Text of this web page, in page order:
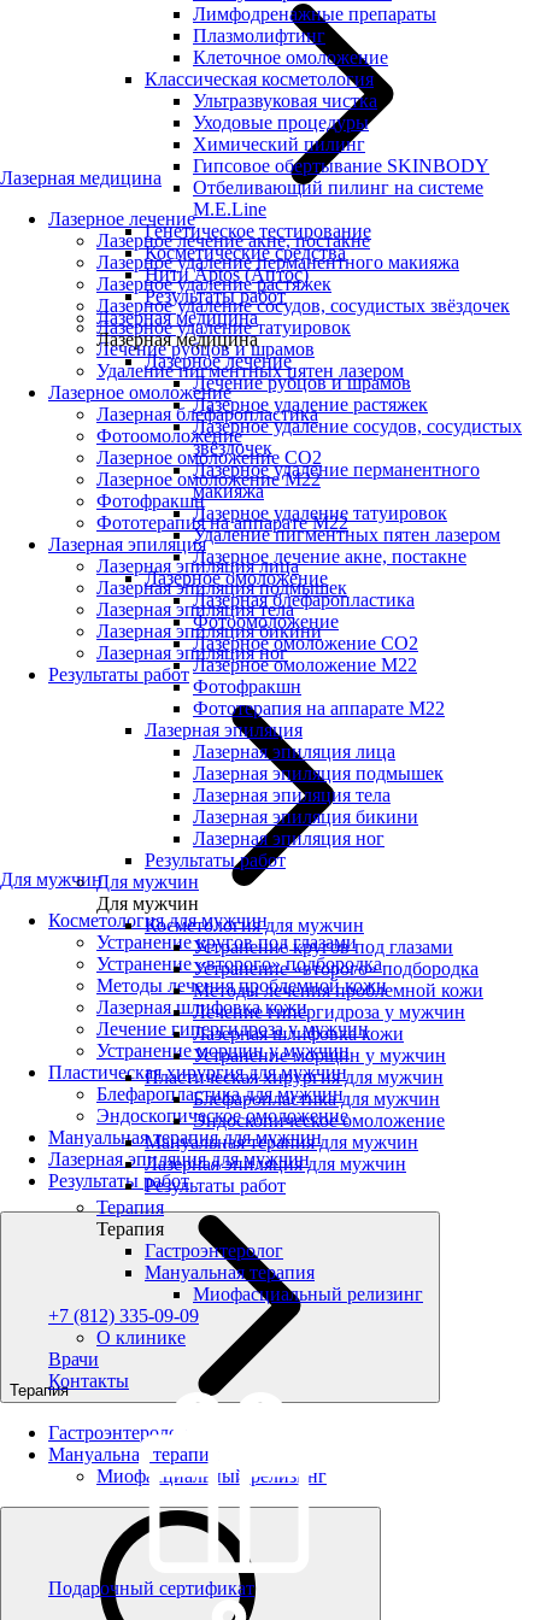
Лазерная медицина
Лазерное лечение
Лазерное лечение акне, постакне
Лазерное удаление перманентного макияжа
Лазерное удаление растяжек
Лазерное удаление сосудов, сосудистых звёздочек
Лазерное удаление татуировок
Лечение рубцов и шрамов
Удаление пигментных пятен лазером
Лазерное омоложение
Лазерная блефаропластика
Фотоомоложение
Лазерное омоложение CO2
Лазерное омоложение M22
Фотофракшн
Фототерапия на аппарате М22
Лазерная эпиляция
Лазерная эпиляция лица
Лазерная эпиляция подмышек
Лазерная эпиляция тела
Лазерная эпиляция бикини
Лазерная эпиляция ног
Результаты работ
Для мужчин
Косметология для мужчин
Устранение кругов под глазами
Устранение «второго» подбородка
Методы лечения проблемной кожи
Лазерная шлифовка кожи
Лечение гипергидроза у мужчин
Устранение морщин у мужчин
Пластическая хирургия для мужчин
Блефаропластика для мужчин
Эндоскопическое омоложение
Мануальная терапия для мужчин
Лазерная эпиляция для мужчин
Результаты работ
Терапия
Гастроэнтеролог
Мануальная терапия
Миофасциальный релизинг
Лимфодренажные препараты
Плазмолифтинг
Клеточное омоложение
Классическая косметология
Ультразвуковая чистка
Уходовые процедуры
Химический пилинг
Гипсовое обертывание SKINBODY
Отбеливающий пилинг на системе
M.E.Line
Генетическое тестирование
Косметические средства
Нити Aptos (Аптос)
Результаты работ
Лазерная медицина
Лазерная медицина
Лазерное лечение
Лечение рубцов и шрамов
Лазерное удаление растяжек
Лазерное удаление сосудов, сосудистых
звёздочек
Лазерное удаление перманентного
макияжа
Лазерное удаление татуировок
Удаление пигментных пятен лазером
Лазерное лечение акне, постакне
Лазерное омоложение
Лазерная блефаропластика
Фотоомоложение
Лазерное омоложение CO2
Лазерное омоложение M22
Фотофракшн
Фототерапия на аппарате М22
Лазерная эпиляция
Лазерная эпиляция лица
Лазерная эпиляция подмышек
Лазерная эпиляция тела
Лазерная эпиляция бикини
Лазерная эпиляция ног
Результаты работ
Для мужчин
Для мужчин
Косметология для мужчин
Устранение кругов под глазами
Устранение «второго» подбородка
Методы лечения проблемной кожи
Лечение гипергидроза у мужчин
Лазерная шлифовка кожи
Устранение морщин у мужчин
Пластическая хирургия для мужчин
Блефаропластика для мужчин
Эндоскопическое омоложение
Мануальная терапия для мужчин
Лазерная эпиляция для мужчин
Результаты работ
Терапия
Терапия
Гастроэнтеролог
Мануальная терапия
Миофасциальный релизинг
+7 (812) 335-09-09
О клинике
Врачи
Контакты
Подарочный сертификат